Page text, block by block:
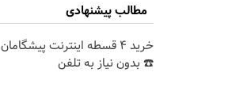
مطالب پیشنهادی
خرید 4 قسطه اینترنت پیشگامان
☎️ بدون نیاز به تلفن